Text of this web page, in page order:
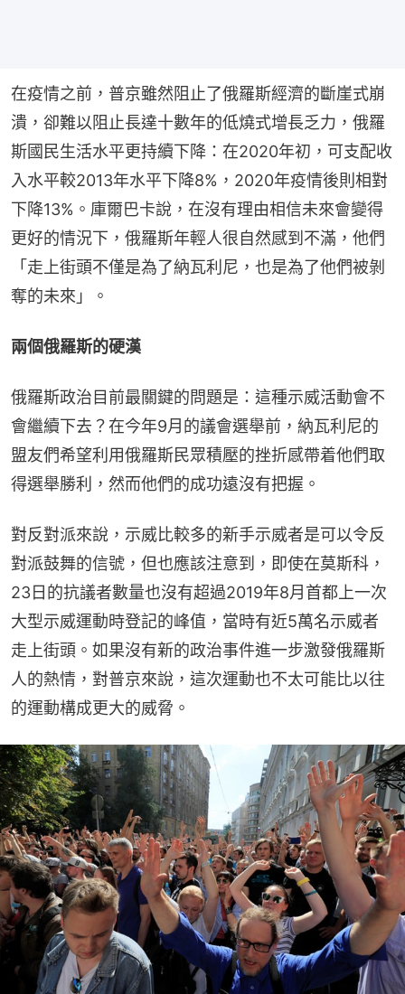
在疫情之前，普京雖然阻止了俄羅斯經濟的斷崖式崩
潰，卻難以阻止長達十數年的低燒式增長乏力，俄羅
斯國民生活水平更持續下降：在2020年初，可支配收
入水平較2013年水平下降8%，2020年疫情後則相對
下降13%。庫爾巴卡說，在沒有理由相信未來會變得
更好的情況下，俄羅斯年輕人很自然感到不滿，他們
「走上街頭不僅是為了納瓦利尼，也是為了他們被剝
奪的未來」。
兩個俄羅斯的硬漢
俄羅斯政治目前最關鍵的問題是：這種示威活動會不
會繼續下去？在今年9月的議會選舉前，納瓦利尼的
盟友們希望利用俄羅斯民眾積壓的挫折感帶着他們取
得選舉勝利，然而他們的成功遠沒有把握。
對反對派來說，示威比較多的新手示威者是可以令反
對派鼓舞的信號，但也應該注意到，即使在莫斯科，
23日的抗議者數量也沒有超過2019年8月首都上一次
大型示威運動時登記的峰值，當時有近5萬名示威者
走上街頭。如果沒有新的政治事件進一步激發俄羅斯
人的熱情，對普京來說，這次運動也不太可能比以往
的運動構成更大的威脅。